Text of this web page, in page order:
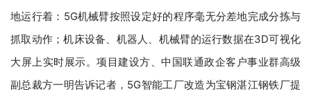
地运行着：5G机械臂按照设定好的程序毫无分差地完成分拣与
抓取动作；机床设备、机器人、机械臂的运行数据在3D可视化
大屏上实时展示。项目建设方、中国联通政企客户事业群高级
副总裁方一明告诉记者，5G智能工厂改造为宝钢湛江钢铁厂提